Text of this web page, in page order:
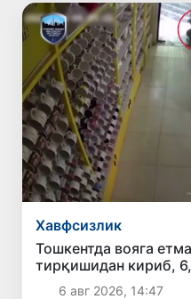
Хавфсизлик
Тошкентда вояга
тирқишидан кириб,
ўғирлади
6 авг 2026, 14:47